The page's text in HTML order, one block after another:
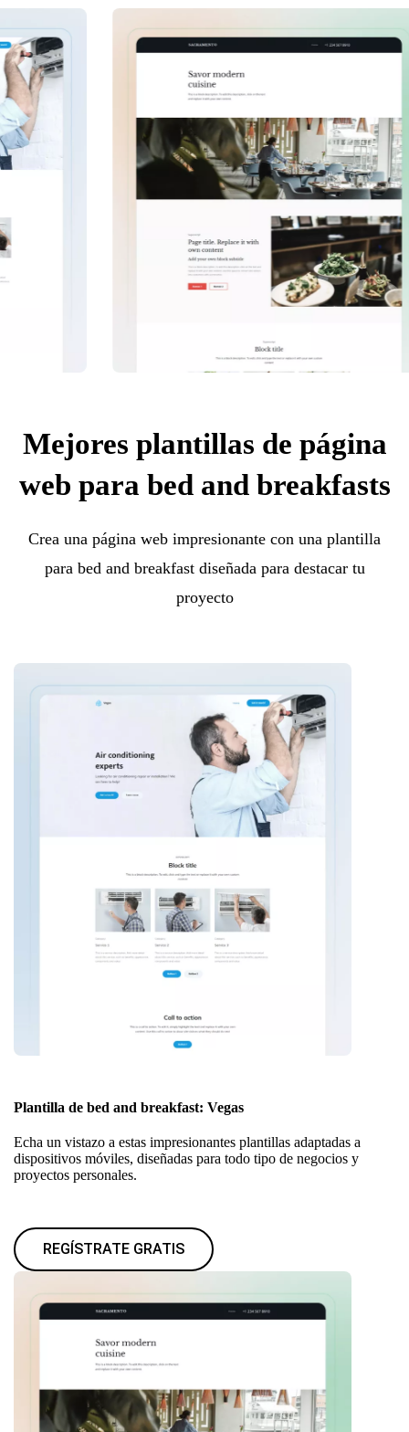
Mejores plantillas de página
web para bed and breakfasts
Crea una página web impresionante con una plantilla
para bed and breakfast diseñada para destacar tu
proyecto
Plantilla de bed and breakfast: Vegas
Echa un vistazo a estas impresionantes plantillas adaptadas a
dispositivos móviles, diseñadas para todo tipo de negocios y
proyectos personales.
REGÍSTRATE GRATIS